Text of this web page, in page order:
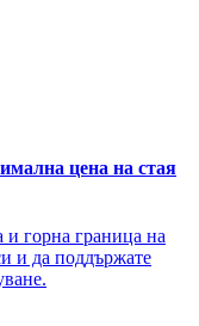
цена на стая
и горна граница на
и да поддържате